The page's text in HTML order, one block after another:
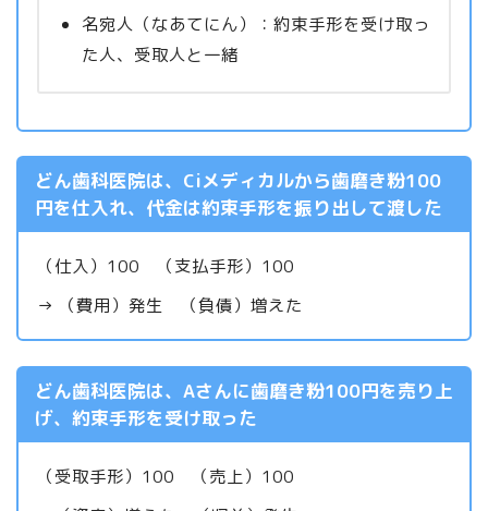
名宛人（なあてにん）：約束手形を受け取っ
た人、受取人と一緒
どん歯科医院は、Ciメディカルから歯磨き粉100
円を仕入れ、代金は約束手形を振り出して渡した
（仕入）100 （支払手形）100
→ （費用）発生 （負債）増えた
どん歯科医院は、Aさんに歯磨き粉100円を売り上
げ、約束手形を受け取った
（受取手形）100 （売上）100